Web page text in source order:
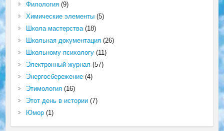
Филология(9)
Химические элементы(5)
Школа мастерства(18)
Школьная документация(26)
Школьному психологу(11)
Электронный журнал (57)
Энергосбережение(4)
Этимология(16)
Этот день в истории(7)
Юмор(1)